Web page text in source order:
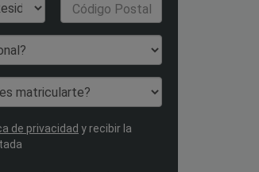
Código Postal
matricularte?
de privacidad y recibir la